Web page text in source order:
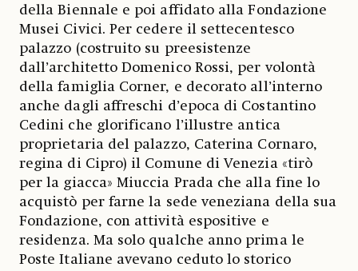
della Biennale e poi affidato alla Fondazione
Musei Civici. Per cedere il settecentesco
palazzo (costruito su preesistenze
dall’architetto Domenico Rossi, per volontà
della famiglia Corner, e decorato all’interno
anche dagli affreschi d’epoca di Costantino
Cedini che glorificano l’illustre antica
proprietaria del palazzo, Caterina Cornaro,
regina di Cipro) il Comune di Venezia «tirò
per la giacca» Miuccia Prada che alla fine lo
acquistò per farne la sede veneziana della sua
Fondazione, con attività espositive e
residenza. Ma solo qualche anno prima le
Poste Italiane avevano ceduto lo storico